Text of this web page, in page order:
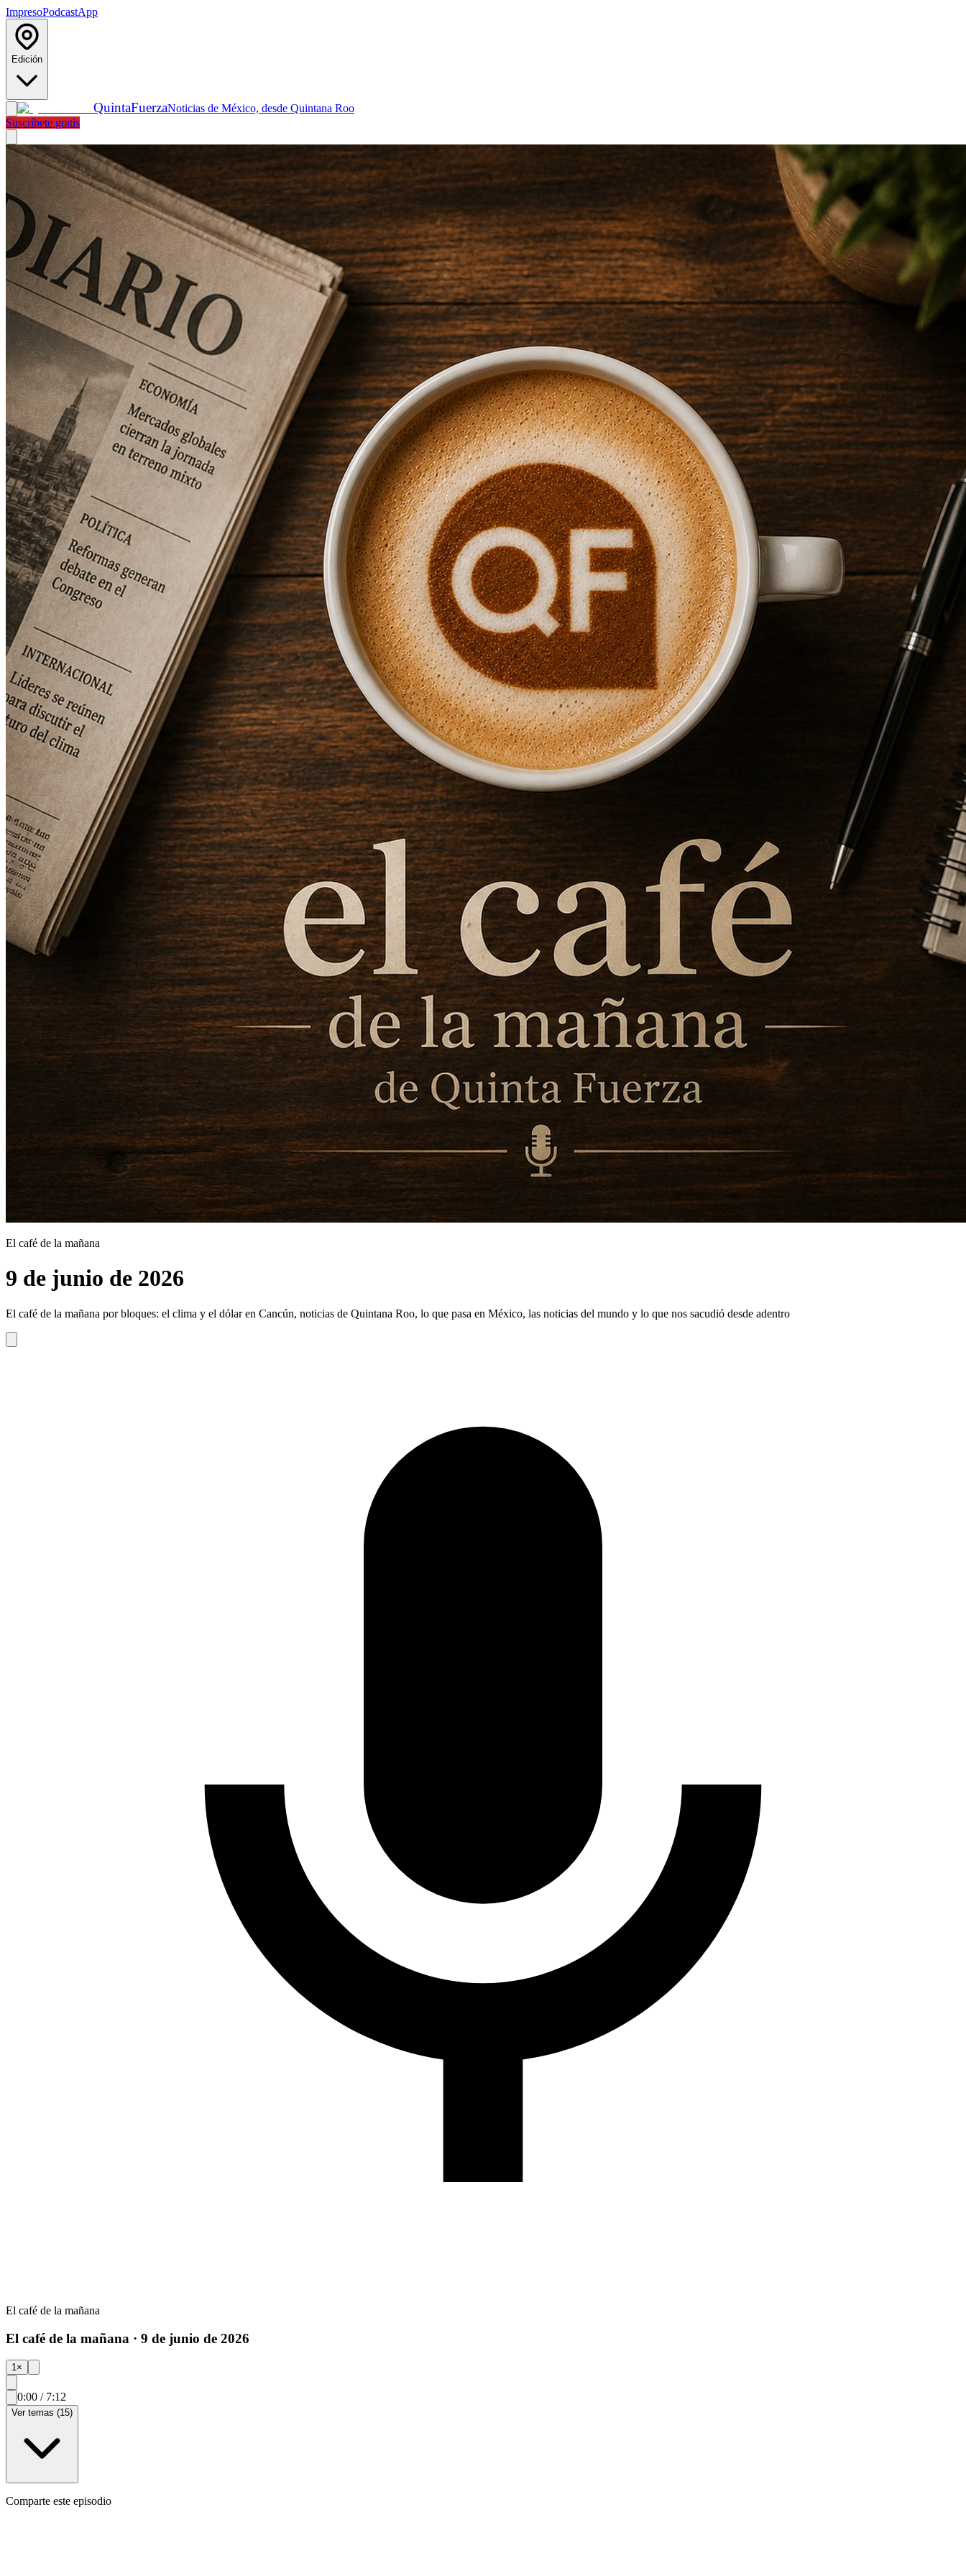
ImpresoPodcastApp
Edición
QuintaFuerzaNoticias de México, desde Quintana Roo
Suscríbete gratis
El café de la mañana
9 de junio de 2026
El café de la mañana por bloques: el clima y el dólar en Cancún, noticias de Quintana Roo, lo que pasa en México, las noticias del mundo y lo que nos sacudió desde adentro
El café de la mañana
El café de la mañana · 9 de junio de 2026
1×
0:00 / 7:12
Ver temas (15)
Comparte este episodio